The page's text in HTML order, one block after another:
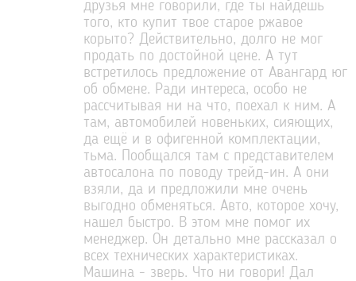
друзья мне говорили, где ты найдешь
того, кто купит твое старое ржавое
корыто? Действительно, долго не мог
продать по достойной цене. А тут
встретилось предложение от Авангард юг
об обмене. Ради интереса, особо не
рассчитывая ни на что, поехал к ним. А
там, автомобилей новеньких, сияющих,
да ещё и в офигенной комплектации,
тьма. Пообщался там с представителем
автосалона по поводу трейд-ин. А они
взяли, да и предложили мне очень
выгодно обменяться. Авто, которое хочу,
нашел быстро. В этом мне помог их
менеджер. Он детально мне рассказал о
всех технических характеристиках.
Машина - зверь. Что ни говори! Дал